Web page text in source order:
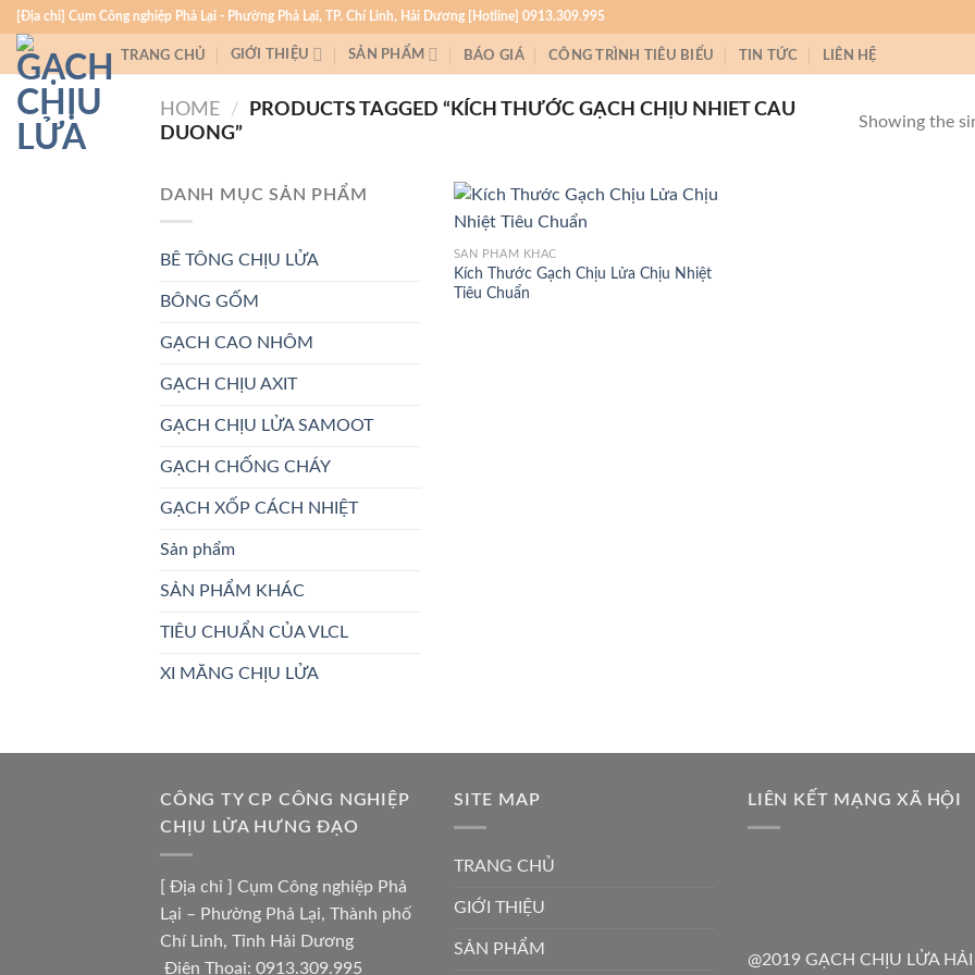
Skip
to
content
[Địa chỉ] Cụm Công nghiệp Phả Lại - Phường Phả Lại, TP. Chí Linh, Hải Dương [Hotline] 0913.309.995
TRANG CHỦ GIỚI THIỆU SẢN PHẨM BÁO GIÁ CÔNG TRÌNH TIÊU BIỂU TIN TỨC LIÊN HỆ
HOME /
PRODUCTS TAGGED “KÍCH THƯỚC GẠCH CHỊU NHIET CAU
DUONG”
Showing the
DANH MỤC SẢN PHẨM
BÊ TÔNG CHỊU LỬA
BÔNG GỐM
GẠCH CAO NHÔM
GẠCH CHỊU AXIT
GẠCH CHỊU LỬA SAMOOT
GẠCH CHỐNG CHÁY
GẠCH XỐP CÁCH NHIỆT
Sản phẩm
SẢN PHẨM KHÁC
TIÊU CHUẨN CỦA VLCL
XI MĂNG CHỊU LỬA
SẢN PHẨM KHÁC
Kích Thước Gạch Chịu Lửa Chịu Nhiệt
Tiêu Chuẩn
CÔNG TY CP CÔNG NGHIỆP
CHỊU LỬA HƯNG ĐẠO
[ Địa chỉ ] Cụm Công nghiệp Phả
Lại – Phường Phả Lại, Thành phố
Chí Linh, Tỉnh Hải Dương
Điện Thoại: 0913.309.995
SITE MAP
TRANG CHỦ
GIỚI THIỆU
SẢN PHẨM
LIÊN KẾT MẠNG XÃ HỘI
@2019 GẠCH CHỊU LỬA HẢI